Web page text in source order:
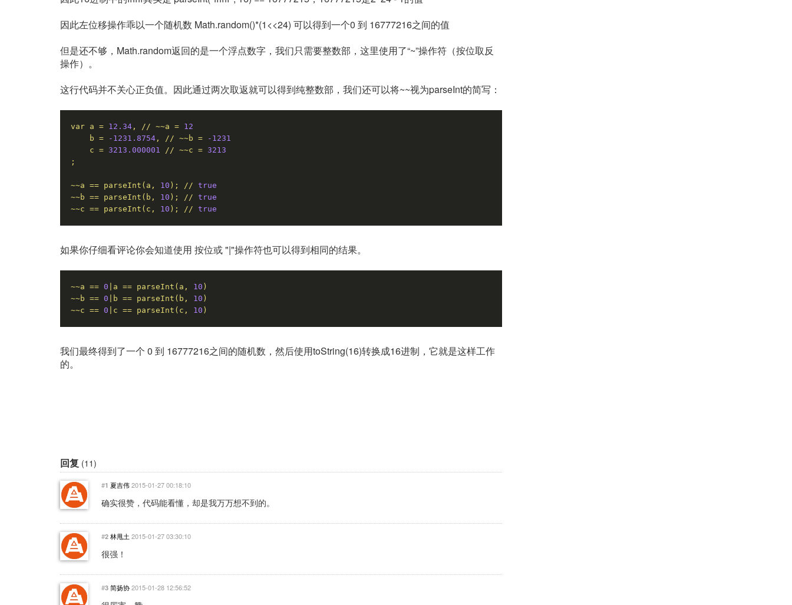
因此左位移操作乖以一个随机数 Math.random()*(1<<24) 可以得到一个0 到 16777216之间的值
但是还不够，Math.random返回的是一个浮点数字，我们只需要整数部，这里使用了“~”操作符（按位取反
操作）。
这行代码并不关心正负值。因此通过两次取返就可以得到纯整数部，我们还可以将~~视为parseInt的简写：
var a = 12.34 , // ~~a = 12
b = -1231.8754 , // ~~b =
-1231
c = 3213.000001 // ~~c = 3213
;
~~a == parseInt(a, 10 ); // true
~~b == parseInt(b, 10 ); // true
~~c == parseInt(c, 10 ); // true
如果你仔细看评论你会知道使用 按位或 "|"操作符也可以得到相同的结果。
~~a == 0 |a == parseInt(a, 10 )
~~b == 0 |b == parseInt(b, 10 )
~~c == 0 |c == parseInt(c, 10 )
我们最终得到了一个 0 到 16777216之间的随机数，然后使用toString(16)转换成16进制，它就是这样工作
的。
回复 (11)
#1 夏吉伟2015-01-27 00:18:10
确实很赞，代码能看懂，却是我万万想不到的。
#2 林甩土 2015-01-27 03:30:10
很强！
#3 简扬协2015-01-28 12:56:52